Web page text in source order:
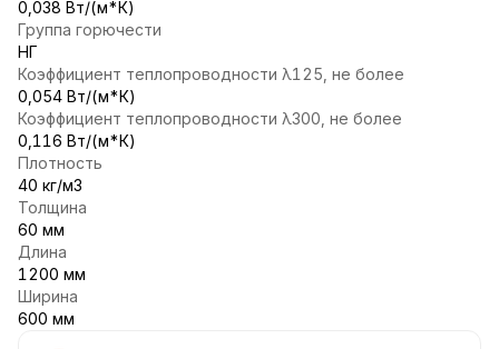
0,038 Вт/(м*К)
Группа горючести
НГ
Коэффициент теплопроводности λ125, не более
0,054 Вт/(м*К)
Коэффициент теплопроводности λ300, не более
0,116 Вт/(м*К)
Плотность
40 кг/м3
Толщина
60 мм
Длина
1200 мм
Ширина
600 мм